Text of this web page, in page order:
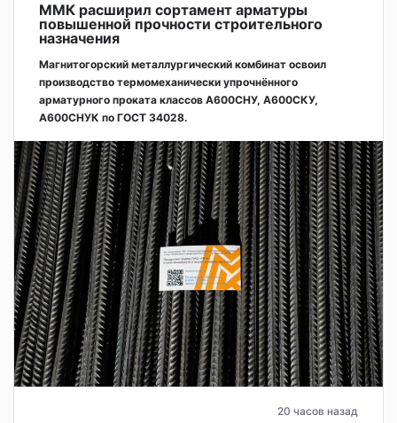
ММК расширил сортамент арматуры
повышенной прочности строительного
назначения
Магнитогорский металлургический комбинат освоил
производство термомеханически упрочнённого
арматурного проката классов А600СНУ, А600СКУ,
А600СНУК по ГОСТ 34028.
20 часов назад